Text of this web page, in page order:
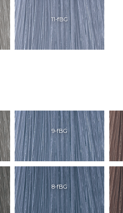
11-fBG
9-fBG
8-fBG